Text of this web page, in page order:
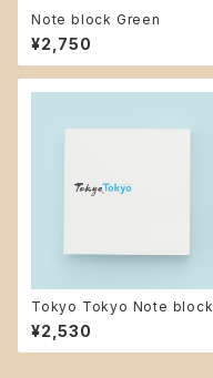
Note block Green
¥2,750
Tokyo Tokyo Note block
White
¥2,530